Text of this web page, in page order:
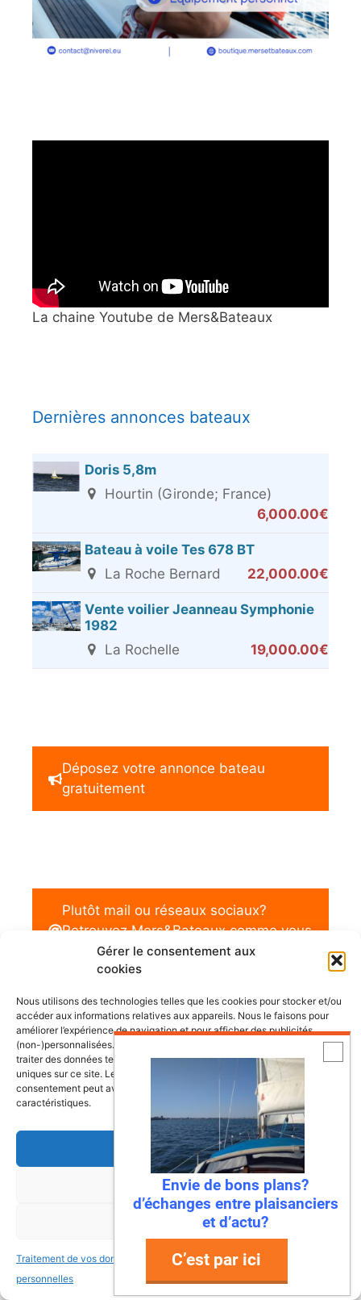
Gérer le consentement aux
cookies
Nous utilisons des technologies telles que les cookies pour stocker et/ou
accéder aux informations relatives aux appareils. Nous le faisons pour
améliorer l’expérience de navigation et pour afficher des publicités
(non-)personnalisées. Consentir à ces technologies nous autorisera à
traiter des données telles que le comportement de navigation ou les ID
uniques sur ce site. Le fait de ne pas consentir ou de retirer son
consentement peut avoir un effet négatif sur certaines fonctonnalités et
caractéristiques.
Accepter
Refuser
Voir les préférences
Traitement de vos données
personnelles
Traitement de vos données
personnelles
La chaine Youtube de Mers&Bateaux
Dernières annonces bateaux
Doris 5,8m
Hourtin (Gironde; France)
6,000.00€
Bateau à voile Tes 678 BT
La Roche Bernard
22,000.00€
Vente voilier Jeanneau Symphonie
1982
La Rochelle
19,000.00€
Déposez votre annonce bateau
gratuitement
Plutôt mail ou réseaux sociaux?
Retrouvez Mers&Bateaux comme vous
le souhaitez
Envie de bons plans?
d’échanges entre plaisanciers
et d’actu?
C’est par ici